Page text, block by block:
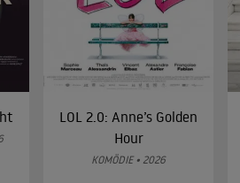
LOL 2.0: Anne’s Golden
Hour
KOMÖDIE • 2026